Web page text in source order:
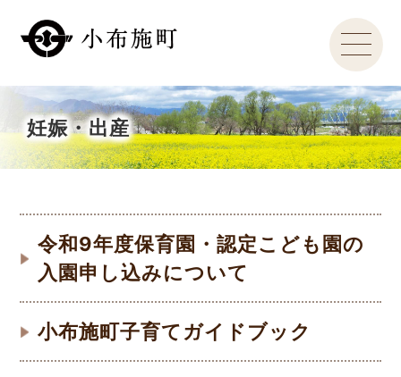
妊娠・出産
令和9年度保育園・認定こども園の
入園申し込みについて
小布施町子育てガイドブック